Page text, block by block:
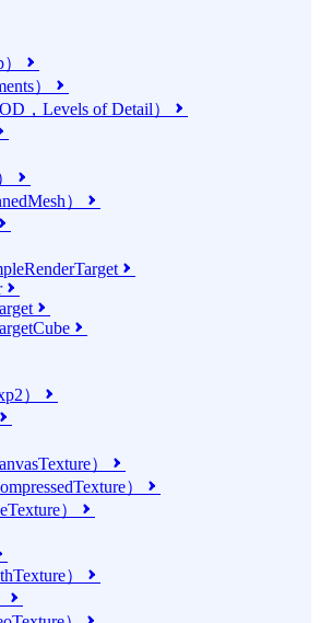

） 
，Levels of Detail） 

） 





） 

）

） 
） 
） 
